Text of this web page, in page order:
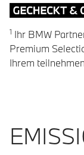
1 Ihr BMW
Premium
Ihrem